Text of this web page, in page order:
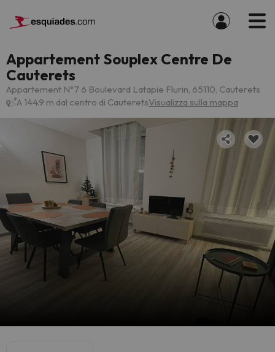
Appartement Souplex Centre De
Cauterets
Appartement N°7 6 Boulevard Latapie Flurin, 65110, Cauterets
A 144.9 m dal centro di CauteretsVisualizza sulla mappa